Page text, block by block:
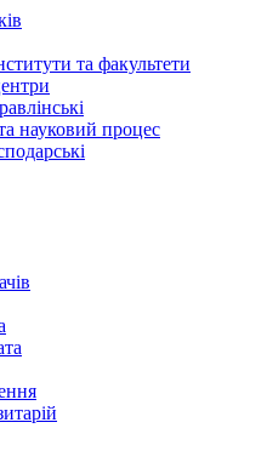
та факультети
науковий процес